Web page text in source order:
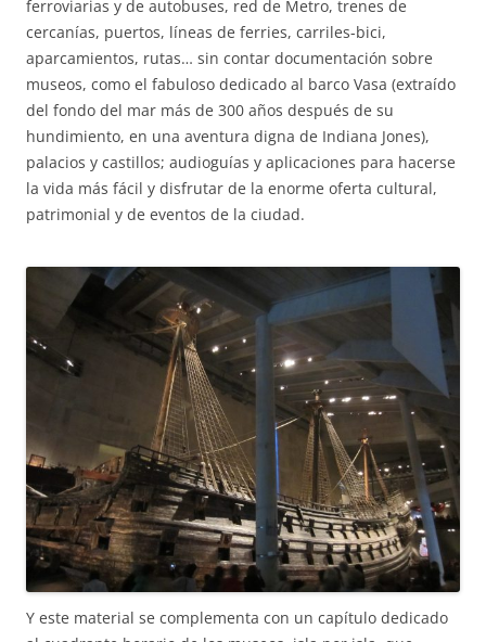
ferroviarias y de autobuses, red de Metro, trenes de
cercanías, puertos, líneas de ferries, carriles-bici,
aparcamientos, rutas… sin contar documentación sobre
museos, como el fabuloso dedicado al barco Vasa (extraído
del fondo del mar más de 300 años después de su
hundimiento, en una aventura digna de Indiana Jones),
palacios y castillos; audioguías y aplicaciones para hacerse
la vida más fácil y disfrutar de la enorme oferta cultural,
patrimonial y de eventos de la ciudad.
Y este material se complementa con un capítulo dedicado